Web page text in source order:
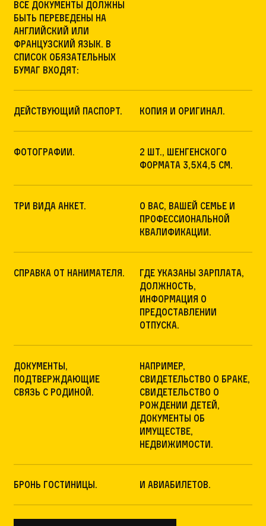
Все документы должны
быть переведены на
английский или
французский язык. В
список обязательных
бумаг входят:
Действующий паспорт. Копия и оригинал.
Фотографии.
2 шт., шенгенского
формата 3,5х4,5 см.
Три вида анкет.
О вас, вашей семье и
профессиональной
квалификации.
Справка от нанимателя.
Где указаны зарплата,
должность,
информация о
предоставлении
отпуска.
Документы,
подтверждающие
связь с родиной.
Например,
свидетельство о браке,
свидетельство о
рождении детей,
документы об
имуществе,
недвижимости.
Бронь гостиницы. И авиабилетов.